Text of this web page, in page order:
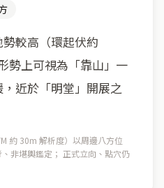
較高（環起伏約
勢上可視為「靠山」一
近於「明堂」開展之
約 30m 解析度）以周邊八方位
非堪輿鑑定； 正式立向、點穴仍